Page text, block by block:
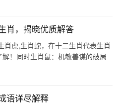
”“孝道”特质，与特定生肖的象征
肖，揭晓优质解答
肖虎,生肖蛇，在十二生肖代表生肖
！同时生肖鼠：机敏善谋的破局
，又擅“敲打”机遇之门，明年甲辰
语详尽解释